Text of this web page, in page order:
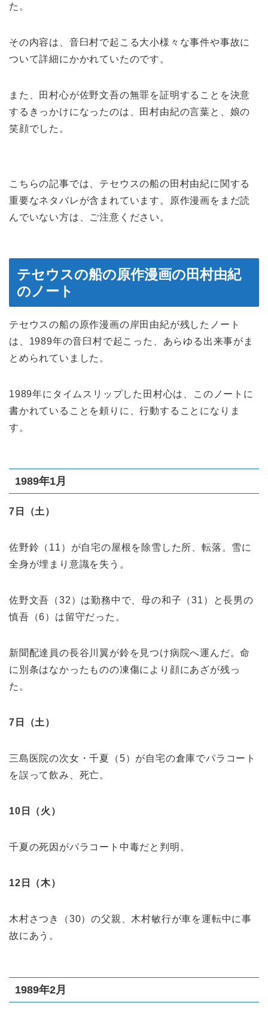
た。
その内容は、音臼村で起こる大小様々な事件や事故に
ついて詳細にかかれていたのです。
また、田村心が佐野文吾の無罪を証明することを決意
するきっかけになったのは、田村由紀の言葉と、娘の
笑顔でした。
こちらの記事では、テセウスの船の田村由紀に関する
重要なネタバレが含まれています。原作漫画をまだ読
んでいない方は、ご注意ください。
テセウスの船の原作漫画の田村由紀
のノート
テセウスの船の原作漫画の岸田由紀が残したノート
は、1989年の音臼村で起こった、あらゆる出来事がま
とめられていました。
1989年にタイムスリップした田村心は、このノートに
書かれていることを頼りに、行動することになりま
す。
1989年1月
7日（土）
佐野鈴（11）が自宅の屋根を除雪した所、転落。雪に
全身が埋まり意識を失う。
佐野文吾（32）は勤務中で、母の和子（31）と長男の
慎吾（6）は留守だった。
新聞配達員の長谷川翼が鈴を見つけ病院へ運んだ。命
に別条はなかったものの凍傷により顔にあざが残っ
た。
7日（土）
三島医院の次女・千夏（5）が自宅の倉庫でパラコート
を誤って飲み、死亡。
10日（火）
千夏の死因がパラコート中毒だと判明。
12日（木）
木村さつき（30）の父親、木村敏行が車を運転中に事
故にあう。
1989年2月